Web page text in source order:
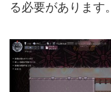
る必要があります。